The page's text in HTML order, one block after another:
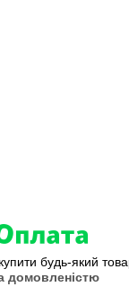
будь-який
домовленістю